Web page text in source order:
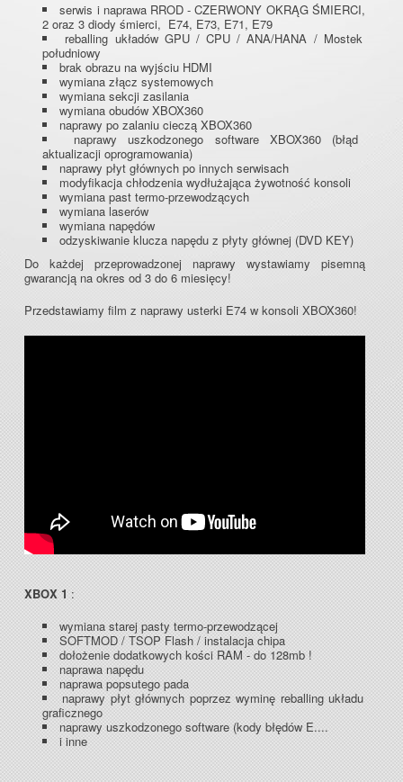
serwis i naprawa RROD - CZERWONY OKRĄG ŚMIERCI,
2 oraz 3 diody śmierci, E74, E73, E71, E79
reballing układów GPU / CPU / ANA/HANA / Mostek
południowy
brak obrazu na wyjściu HDMI
wymiana złącz systemowych
wymiana sekcji zasilania
wymiana obudów XBOX360
naprawy po zalaniu cieczą XBOX360
naprawy uszkodzonego software XBOX360 (błąd
aktualizacji oprogramowania)
naprawy płyt głównych po innych serwisach
modyfikacja chłodzenia wydłużająca żywotność konsoli
wymiana past termo-przewodzących
wymiana laserów
wymiana napędów
odzyskiwanie klucza napędu z płyty głównej (DVD KEY)
Do każdej przeprowadzonej naprawy wystawiamy pisemną
gwarancją na okres od 3 do 6 miesięcy!
Przedstawiamy film z naprawy usterki E74 w konsoli XBOX360!
XBOX 1:
wymiana starej pasty termo-przewodzącej
SOFTMOD / TSOP Flash / instalacja chipa
dołożenie dodatkowych kości RAM - do 128mb !
naprawa napędu
naprawa popsutego pada
naprawy płyt głównych poprzez wyminę reballing układu
graficznego
naprawy uszkodzonego software (kody błędów E....
i inne